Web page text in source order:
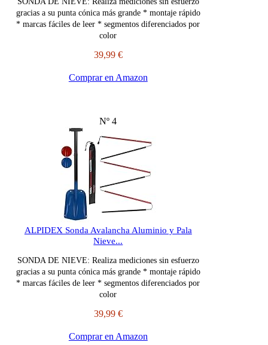
gracias a su punta cónica más grande * montaje rápido
* marcas fáciles de leer * segmentos diferenciados por
color
39,99 €
Comprar en Amazon
Nº 4
ALPIDEX Sonda Avalancha Aluminio y Pala
Nieve...
SONDA DE NIEVE: Realiza mediciones sin esfuerzo
gracias a su punta cónica más grande * montaje rápido
* marcas fáciles de leer * segmentos diferenciados por
color
39,99 €
Comprar en Amazon